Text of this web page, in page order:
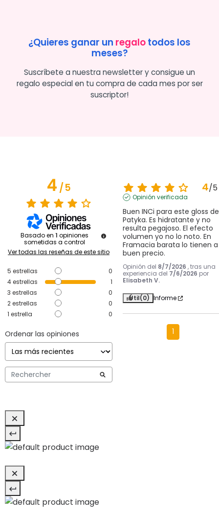
¿Quieres ganar un regalotodos los
meses?
Suscríbete a nuestra newsletter y consigue un
regalo especial en tu compra de cada mes por ser
suscriptor!
4/5
Basado en 1 opiniones
sometidas a control
Ver todas las reseñas de este sitio
5 estrellas
0
4estrellas
1
3 estrellas
0
2estrellas
0
1 estrella 0
Ordenar las opiniones
4/5
Opinión verificada
Buen INCi para este gloss de
Patyka. Es hidratante y no
resulta pegajoso. El efecto
volumen yo no lo noto. En
Framacia barata lo tienen a
buen precio.
Opinión del 8/7/2026 , tras una
experiencia del 7/6/2026 por
Elisabeth V.
Útil(0) Informe
1